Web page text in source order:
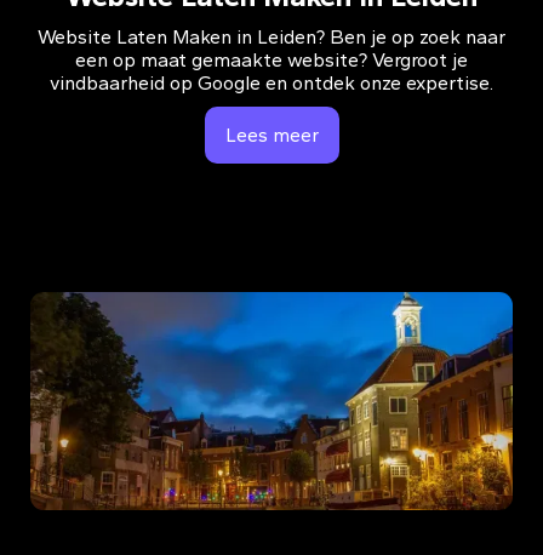
Website Laten Maken in Leiden? Ben je op zoek naar
een op maat gemaakte website? Vergroot je
vindbaarheid op Google en ontdek onze expertise.
Lees meer